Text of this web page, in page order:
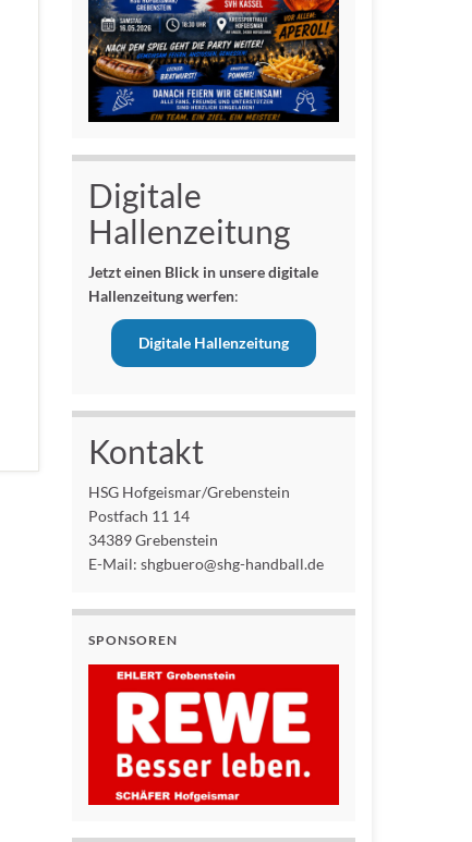
Digitale
Hallenzeitung
Jetzt einen Blick in unsere digitale
Hallenzeitung werfen:
Digitale Hallenzeitung
Kontakt
HSG Hofgeismar/Grebenstein
Postfach 11 14
34389 Grebenstein
E-Mail: shgbuero@shg-handball.de
SPONSOREN